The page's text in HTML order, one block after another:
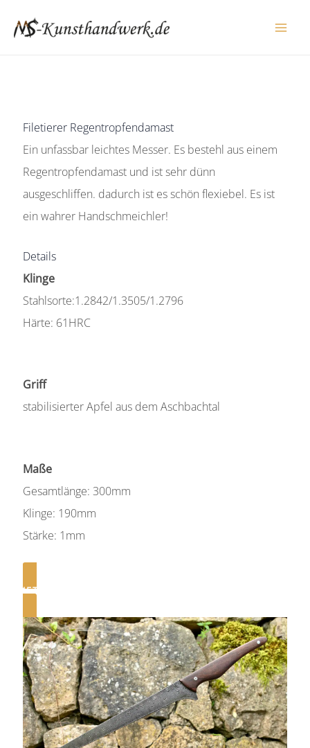
Inhalt
Filetierer Regentropfendamast
Ein unfassbar leichtes Messer. Es bestehl aus einem
Regentropfendamast und ist sehr dünn
ausgeschliffen. dadurch ist es schön flexiebel. Es ist
ein wahrer Handschmeichler!
Details
Klinge
Stahlsorte:1.2842/1.3505/1.2796
Härte: 61HRC
Griff
stabilisierter Apfel aus dem Aschbachtal
Maße
Gesamtlänge: 300mm
Klinge: 190mm
Stärke: 1mm
JETZT ANFRAGEN